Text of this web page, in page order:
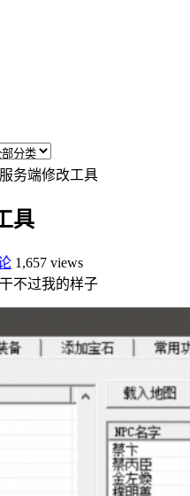
务端修改工具
具
1,657 views
不过我的样子